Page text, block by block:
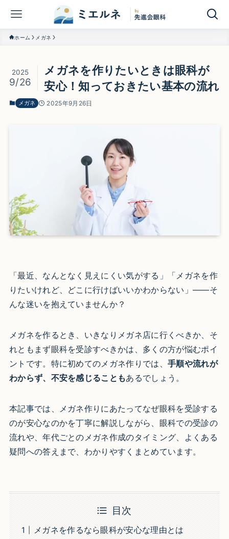
ホーム メガネ
メガネを作りたいときは眼科が
安心！知っておきたい基本の流れ
2025
9/26
メガネ 2025年9月26日
「最近、なんとなく見えにくい気がする」「メガネを作
りたいけれど、どこに行けばいいかわからない」——そ
んな迷いを抱えていませんか？
メガネを作るとき、いきなりメガネ店に行くべきか、そ
れともまず眼科を受診すべきかは、多くの方が悩むポイ
ントです。特に初めてのメガネ作りでは、手順や流れが
わからず、不安を感じることもあるでしょう。
本記事では、メガネ作りにあたってなぜ眼科を受診する
のが安心なのかを丁寧に解説しながら、眼科での受診の
流れや、年代ごとのメガネ作成のタイミング、よくある
疑問への答えまで、わかりやすくまとめています。
目次
メガネを作るなら眼科が安心な理由とは